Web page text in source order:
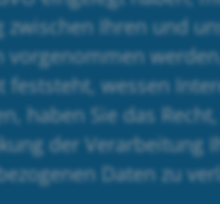
zwischen Ihren und
vorgenommen
feststeht, wessen
haben Sie das
der Verarbeitung
Daten zu